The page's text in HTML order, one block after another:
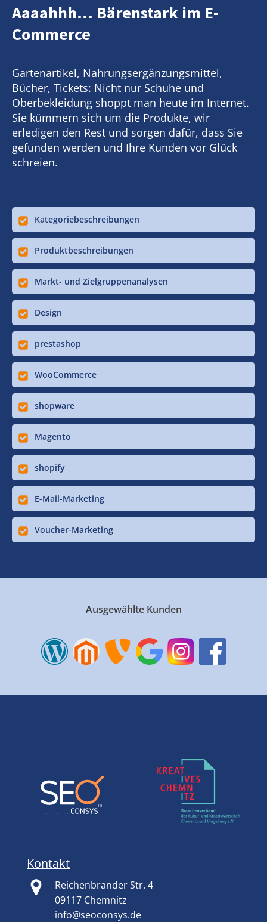
Aaaahhh... Bärenstark im E-
Commerce
Gartenartikel, Nahrungsergänzungsmittel,
Bücher, Tickets: Nicht nur Schuhe und
Oberbekleidung shoppt man heute im Internet.
Sie kümmern sich um die Produkte, wir
erledigen den Rest und sorgen dafür, dass Sie
gefunden werden und Ihre Kunden vor Glück
schreien.
Kategoriebeschreibungen
Produktbeschreibungen
Markt- und Zielgruppenanalysen
Design
prestashop
WooCommerce
shopware
Magento
shopify
E-Mail-Marketing
Voucher-Marketing
Ausgewählte Kunden
Kontakt
Reichenbrander Str. 4
09117 Chemnitz
info@seoconsys.de